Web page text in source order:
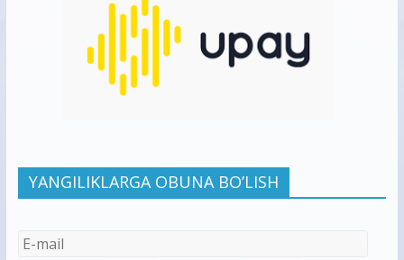
YANGILIKLARGA OBUNA BO’LISH